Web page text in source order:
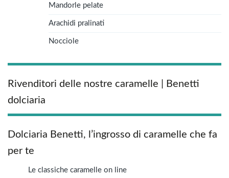
Mandorle pelate
Arachidi pralinati
Nocciole
Rivenditori delle nostre caramelle | Benetti
dolciaria
Dolciaria Benetti, l’ingrosso di caramelle che fa
per te
Le classiche caramelle on line